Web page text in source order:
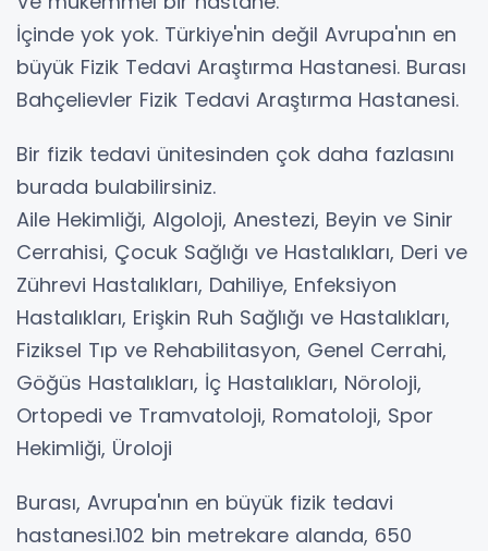
İçinde yok yok. Türkiye'nin değil Avrupa'nın en
büyük Fizik Tedavi Araştırma Hastanesi. Burası
Bahçelievler Fizik Tedavi Araştırma Hastanesi.
Bir fizik tedavi ünitesinden çok daha fazlasını
burada bulabilirsiniz.
Aile Hekimliği, Algoloji, Anestezi, Beyin ve Sinir
Cerrahisi, Çocuk Sağlığı ve Hastalıkları, Deri ve
Zührevi Hastalıkları, Dahiliye, Enfeksiyon
Hastalıkları, Erişkin Ruh Sağlığı ve Hastalıkları,
Fiziksel Tıp ve Rehabilitasyon, Genel Cerrahi,
Göğüs Hastalıkları, İç Hastalıkları, Nöroloji,
Ortopedi ve Tramvatoloji, Romatoloji, Spor
Hekimliği, Üroloji
Burası, Avrupa'nın en büyük fizik tedavi
hastanesi.102 bin metrekare alanda, 650